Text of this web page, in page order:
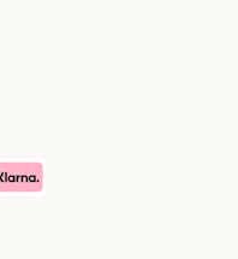
Method
Payment Method
Payment Method